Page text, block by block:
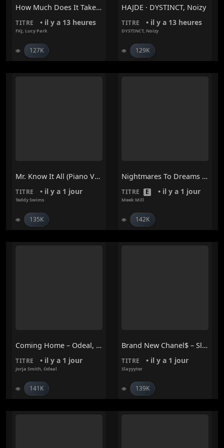
How Much Does It Take To Shift It All – FKJ, Lucy Park
TITRE • il y a 13 heures
FKJ, Lucy Park
127K
HAJDE · DYSTINCT, Noizy
TITRE • il y a 13 heures
DYSTINCT, Noizy
129K
Mr. Know It All (Piano Version) – Teddy Swims
TITRE • il y a 1 jour
Teddy Swims
135K
Nightmares To Dreams • Meek Mill
TITRE E • il y a 1 jour
Meek Mill
142K
Coming Home – Odeal, Jorja Smith
TITRE • il y a 1 jour
Jorja Smith, Odeal
141K
Brand New Chanel$ – Slayyyter
TITRE • il y a 1 jour
Slayyyter
139K